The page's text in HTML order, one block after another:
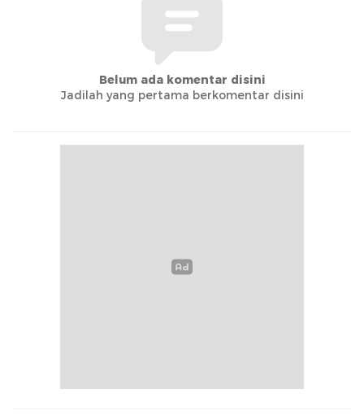
Belum ada komentar disini
Jadilah yang pertama berkomentar disini